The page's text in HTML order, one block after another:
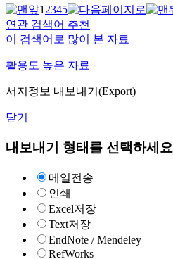
12345
연관 검색어 추천
이 검색어로 많이 본 자료
활용도 높은 자료
서지정보 내보내기(Export)
닫기
내보내기 형태를 선택하세요
메일전송
인쇄
Excel저장
Text저장
EndNote / Mendeley
RefWorks